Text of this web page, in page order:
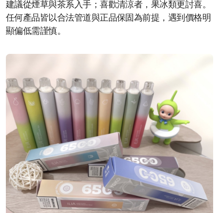
建議從煙草與茶系入手；喜歡清涼者，果冰類更討喜。
任何產品皆以合法管道與正品保固為前提，遇到價格明
顯偏低需謹慎。